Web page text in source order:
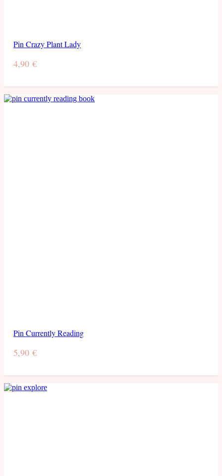
Pin Crazy Plant Lady
4,90€
Pin Currently Reading
5,90€